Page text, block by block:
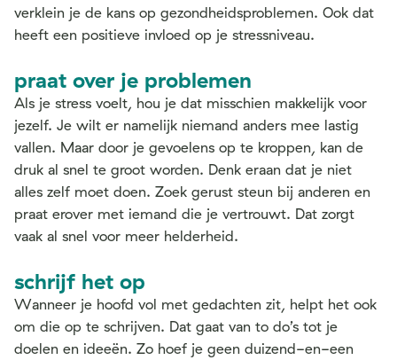
verklein je de kans op gezondheidsproblemen. Ook dat
heeft een positieve invloed op je stressniveau.
praat over je problemen
Als je stress voelt, hou je dat misschien makkelijk voor
jezelf. Je wilt er namelijk niemand anders mee lastig
vallen. Maar door je gevoelens op te kroppen, kan de
druk al snel te groot worden. Denk eraan dat je niet
alles zelf moet doen. Zoek gerust steun bij anderen en
praat erover met iemand die je vertrouwt. Dat zorgt
vaak al snel voor meer helderheid.
schrijf het op
Wanneer je hoofd vol met gedachten zit, helpt het ook
om die op te schrijven. Dat gaat van to do’s tot je
doelen en ideeën. Zo hoef je geen duizend-en-een